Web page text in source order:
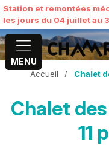
Station et remontées
les jours du 04 juillet au
MENU
Accueil / Chalet
Chalet
11